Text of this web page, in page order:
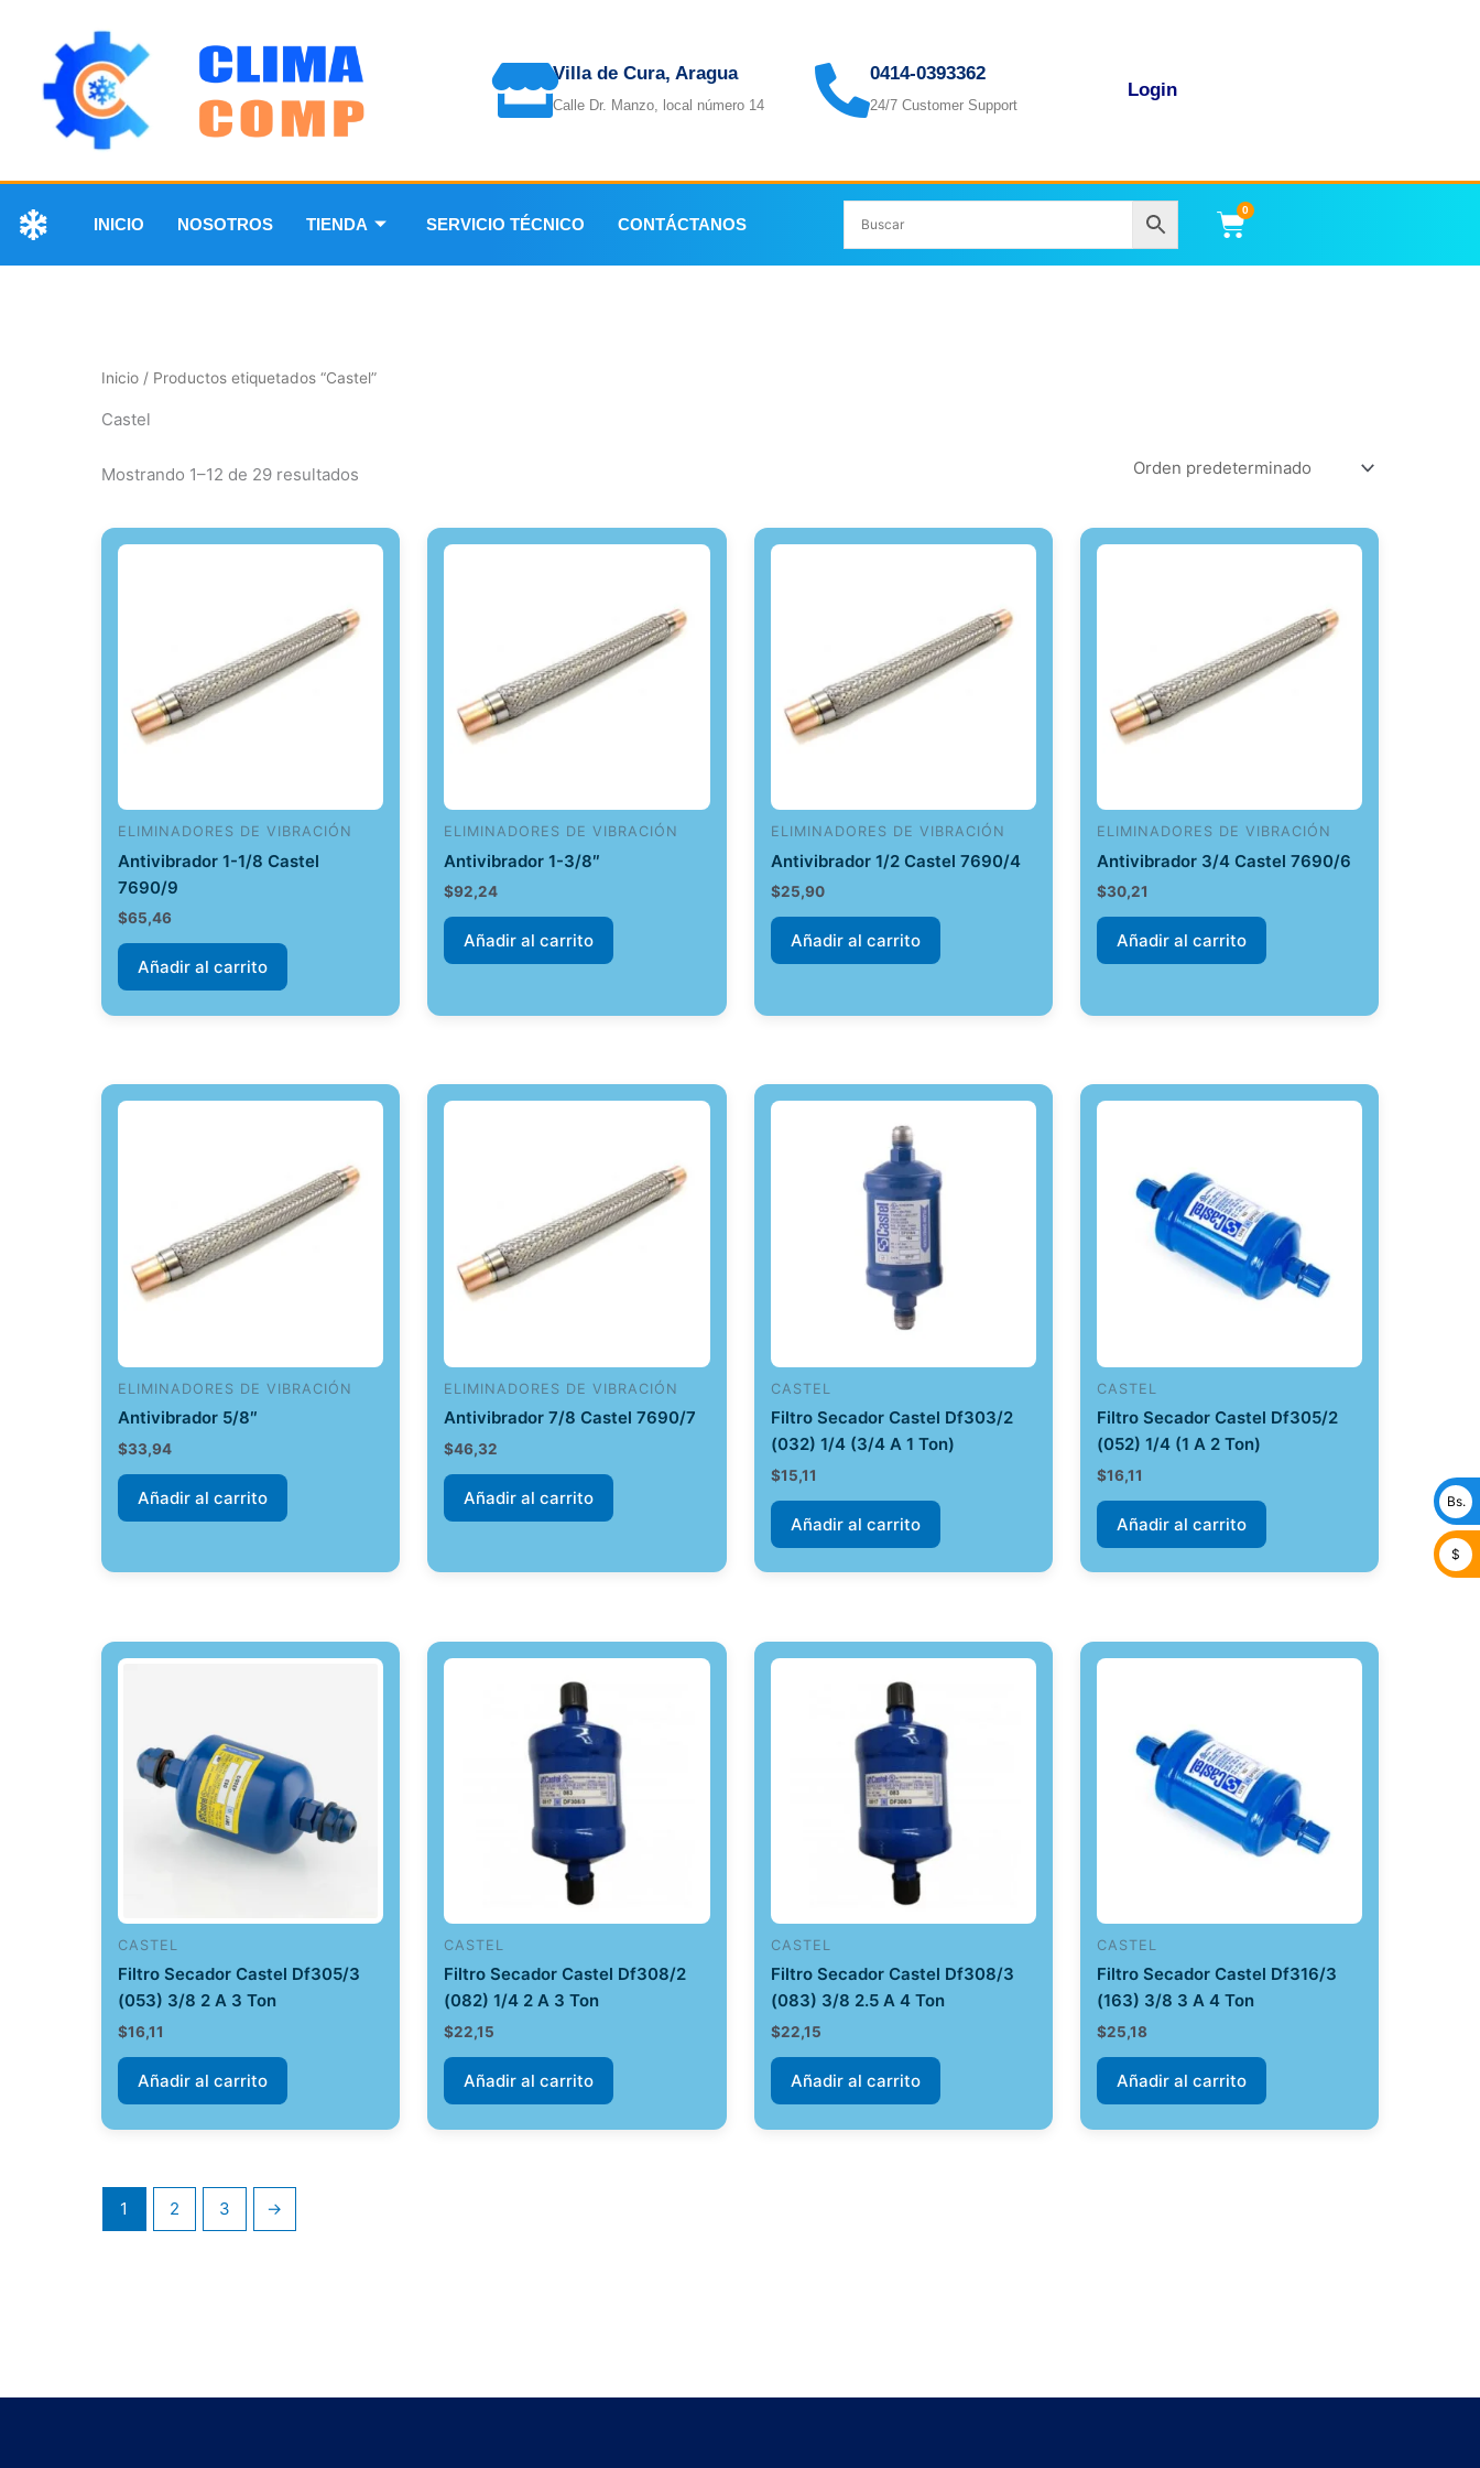
Villa de Cura, Aragua
Calle Dr. Manzo, local número 14
0414-0393362
24/7 Customer Support
Login
INICIO NOSOTROS TIENDA SERVICIO TÉCNICO CONTÁCTANOS
0
Carrito
Inicio / Productos etiquetados “Castel”
Castel
Mostrando 1–12 de 29 resultados
ELIMINADORES DE VIBRACIÓN
Antivibrador 1-1/8 Castel
7690/9
$65,46
Añadir al carrito
ELIMINADORES DE VIBRACIÓN
Antivibrador 1-3/8″
$92,24
Añadir al carrito
ELIMINADORES DE VIBRACIÓN
Antivibrador 1/2 Castel 7690/4
$25,90
Añadir al carrito
ELIMINADORES DE VIBRACIÓN
Antivibrador 3/4 Castel 7690/6
$30,21
Añadir al carrito
ELIMINADORES DE VIBRACIÓN
Antivibrador 5/8″
$33,94
Añadir al carrito
ELIMINADORES DE VIBRACIÓN
Antivibrador 7/8 Castel 7690/7
$46,32
Añadir al carrito
CASTEL
Filtro Secador Castel Df303/2
(032) 1/4 (3/4 A 1 Ton)
$15,11
Añadir al carrito
CASTEL
Filtro Secador Castel Df305/2
(052) 1/4 (1 A 2 Ton)
$16,11
Añadir al carrito
CASTEL
Filtro Secador Castel Df305/3
(053) 3/8 2 A 3 Ton
$16,11
Añadir al carrito
CASTEL
Filtro Secador Castel Df308/2
(082) 1/4 2 A 3 Ton
$22,15
Añadir al carrito
CASTEL
Filtro Secador Castel Df308/3
(083) 3/8 2.5 A 4 Ton
$22,15
Añadir al carrito
CASTEL
Filtro Secador Castel Df316/3
(163) 3/8 3 A 4 Ton
$25,18
Añadir al carrito
1 2 3 →
Bs.
$